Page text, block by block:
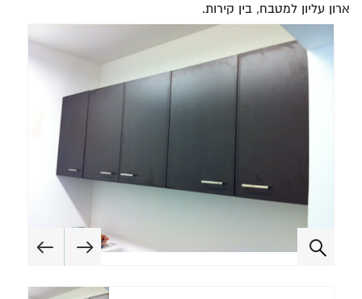
ארון עליון למטבח, בין קירות.